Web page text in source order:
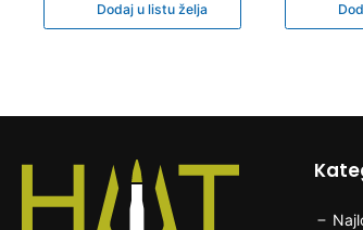
Dodaj u listu želja